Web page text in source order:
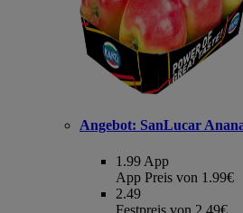
Angebot: SanLucar
1.99 App
App Preis von 1.99€
2.49
Festpreis von 2.49€